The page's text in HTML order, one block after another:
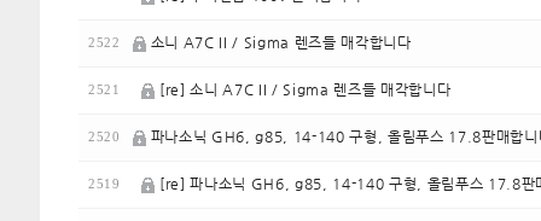
2522 소니 A7C II / Sigma 렌즈들 매각합니다
2521 [re] 소니 A7C II / Sigma 렌즈들 매각합니다
2520 파나소닉 GH6, g85, 14-140 구형, 올림푸스 17.8판매합니
2519 [re] 파나소닉 GH6, g85, 14-140 구형, 올림푸스 17.8판